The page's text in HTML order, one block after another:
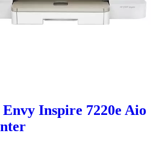
Inspire 7220e Aio